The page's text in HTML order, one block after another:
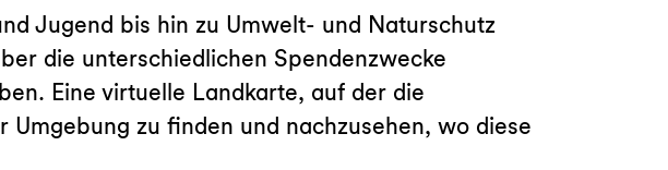
Jugend bis hin zu Umwelt- und Naturschutz
die unterschiedlichen Spendenzwecke
Eine virtuelle Landkarte, auf der die
zu finden und nachzusehen, wo diese